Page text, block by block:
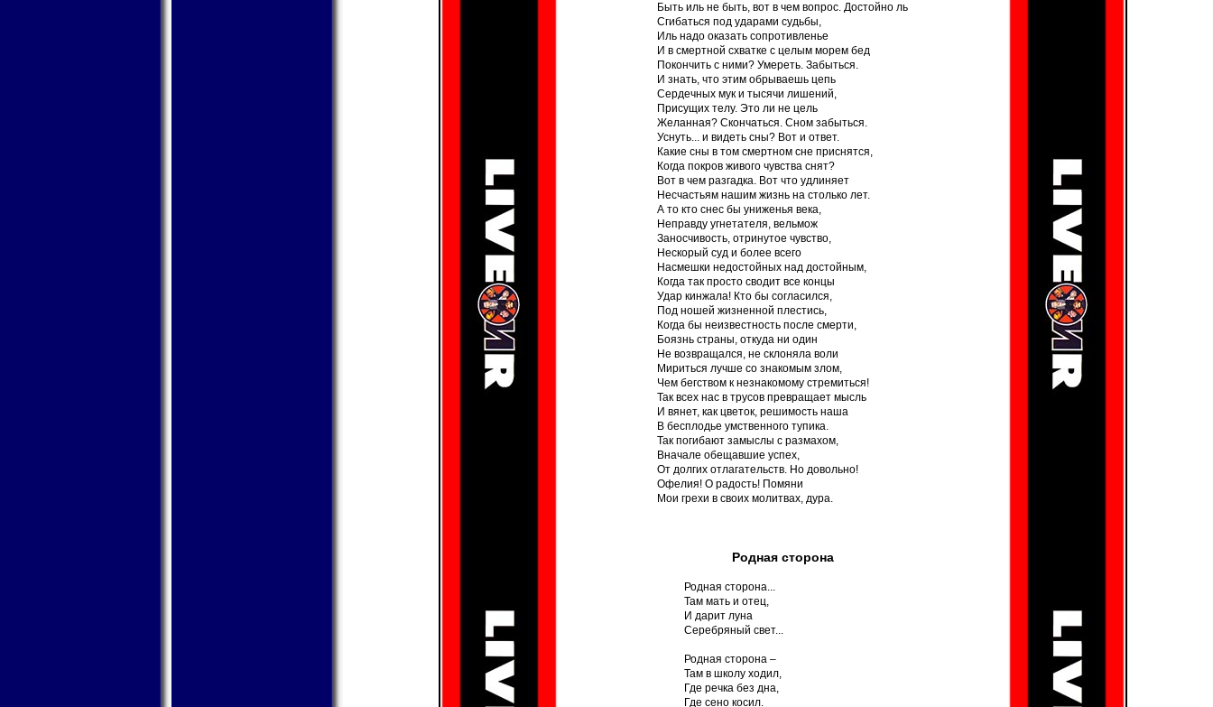
Быть иль не быть, вот в чем вопрос. Достойно ль
Сгибаться под ударами судьбы,
Иль надо оказать сопротивленье
И в смертной схватке с целым морем бед
Покончить с ними? Умереть. Забыться.
И знать, что этим обрываешь цепь
Сердечных мук и тысячи лишений,
Присущих телу. Это ли не цель
Желанная? Скончаться. Сном забыться.
Уснуть... и видеть сны? Вот и ответ.
Какие сны в том смертном сне приснятся,
Когда покров живого чувства снят?
Вот в чем разгадка. Вот что удлиняет
Несчастьям нашим жизнь на столько лет.
А то кто снес бы униженья века,
Неправду угнетателя, вельмож
Заносчивость, отринутое чувство,
Нескорый суд и более всего
Насмешки недостойных над достойным,
Когда так просто сводит все концы
Удар кинжала! Кто бы согласился,
Под ношей жизненной плестись,
Когда бы неизвестность после смерти,
Боязнь страны, откуда ни один
Не возвращался, не склоняла воли
Мириться лучше со знакомым злом,
Чем бегством к незнакомому стремиться!
Так всех нас в трусов превращает мысль
И вянет, как цветок, решимость наша
В бесплодье умственного тупика.
Так погибают замыслы с размахом,
Вначале обещавшие успех,
От долгих отлагательств. Но довольно!
Офелия! О радость! Помяни
Мои грехи в своих молитвах, дура.
Родная сторона
Родная сторона...
Там мать и отец,
И дарит луна
Серебряный свет...
Родная сторона –
Там в школу ходил,
Где речка без дна,
Где сено косил.